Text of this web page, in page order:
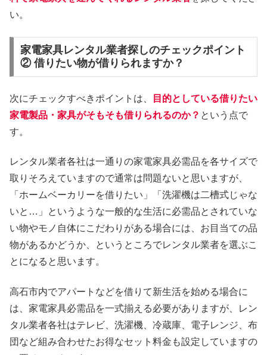
い。
家電家具レンタル業者探しのチェックポイント
② 借りたい物が借りられますか？
次にチェックすべきポイントは、
目的としている借りたい
家電製品・家具がそもそも借りられるのか？ という点で
す。
レンタル業者各社は一通りの家電家具必需品を各サイズで
取りそろえていますので通常は問題ないと思いますが、
「ホームベーカリーを借りたい」「洗濯機は二槽式じゃな
いと…」というような一般的な生活に必需品とされていな
い物やモノ自体にこだわりがある場合には、お目当ての品
物があるかどうか、というところでレンタル業者を選ぶこ
とになると思います。
高石市内でアパートなどを借りて新生活を始める場合に
は、家電家具必需品を一式揃える必要がありますが、レン
タル業者各社はテレビ、洗濯機、冷蔵庫、電子レンジ、布
団など組み合わせたお得なセット料金も設定していますの